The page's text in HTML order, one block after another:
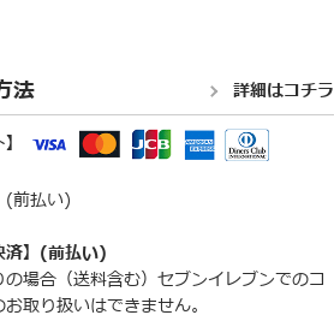
法 詳細はコチラ
(前払い)
済】(前払い)
場合（送料含む）セブンイレブンでのコ
取り扱いはできません。